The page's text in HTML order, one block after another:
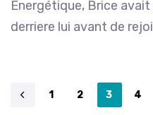
Energétique, Brice
derriere lui avant de
1 2 3 4